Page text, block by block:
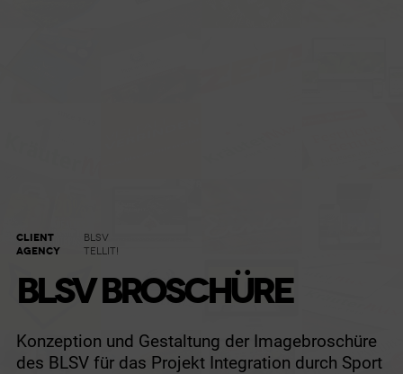
CLIENT
BLSV
AGENCY
TELLIT!
BLSV BROSCHÜRE
Konzeption und Gestaltung der Imagebroschüre
des BLSV für das Projekt Integration durch Sport